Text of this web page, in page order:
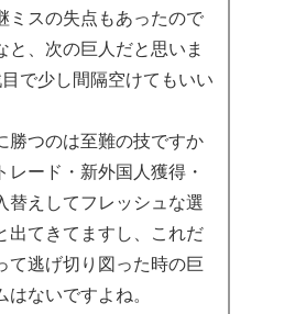
ミスの失点もあったので
と、次の巨人だと思いま
で少し間隔空けてもいい
勝つのは至難の技ですか
レード・新外国人獲得・
替えしてフレッシュな選
出てきてますし、これだ
て逃げ切り図った時の巨
はないですよね。